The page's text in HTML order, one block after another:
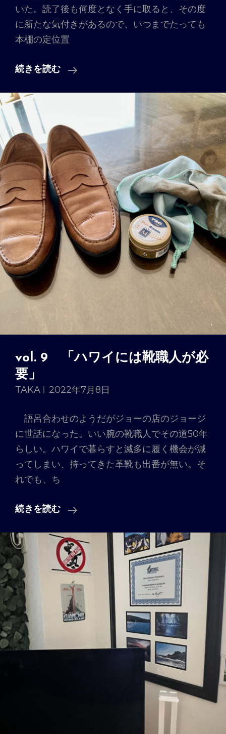
いた。読了後も何度となく手に取ると、その度
に新たな気付きがあるので、いつまでたっても
本棚の定位置
続きを読む
Vol.
ク
エ
ド
と
万
年
筆
と」
vol. 9 「ハワイには靴職人が必
要」
TAKA 2022年7月8日
語呂合わせのようだがジョーの店のジョージ
に世話になった。いい腕の靴職人でその道50年
らしい。ハワイで暮らすと滅多に履く機会が減
ってしまい、持ってきた革靴も出番が無い。そ
れでも、ち
続きを読む
Vol.
「ハ
ワ
イ
に
は
靴